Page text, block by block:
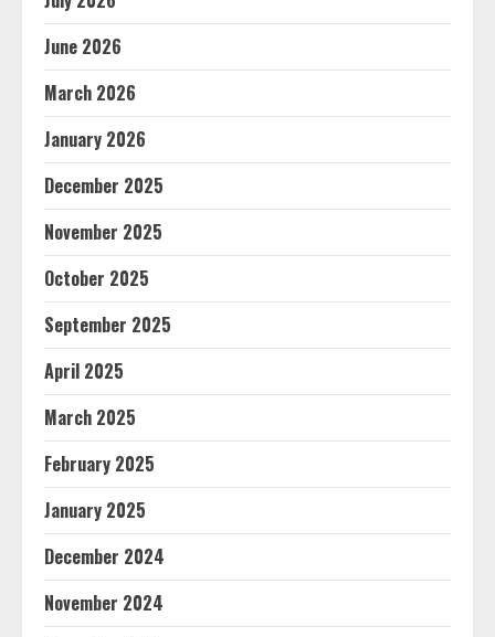
June 2026
March 2026
January 2026
December 2025
November 2025
October 2025
September 2025
April 2025
March 2025
February 2025
January 2025
December 2024
November 2024